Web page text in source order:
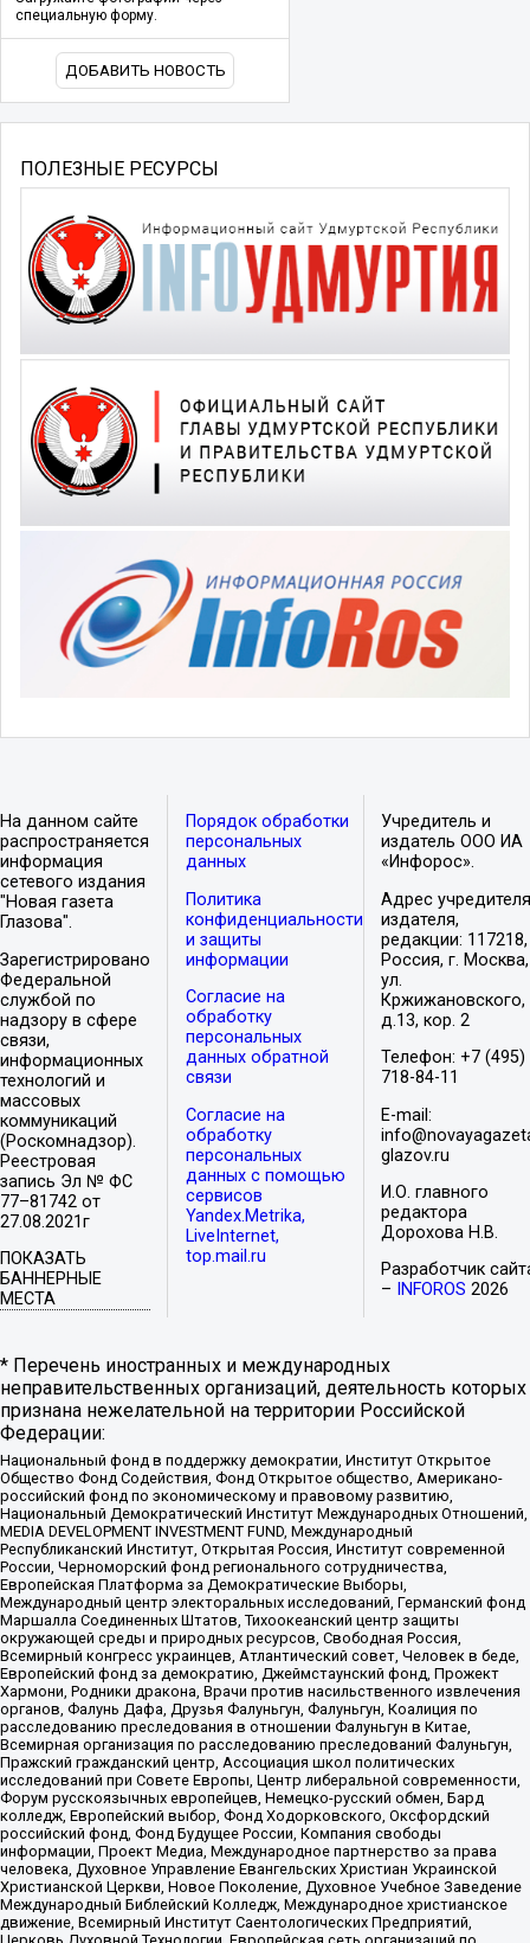
специальную форму.
ДОБАВИТЬ НОВОСТЬ
ПОЛЕЗНЫЕ РЕСУРСЫ
На данном сайте
распространяется
информация
сетевого издания
"Новая газета
Глазова".
Зарегистрировано
Федеральной
службой по
надзору в сфере
связи,
информационных
технологий и
массовых
коммуникаций
(Роскомнадзор).
Реестровая
запись Эл № ФС
77–81742 от
27.08.2021г
ПОКАЗАТЬ
БАННЕРНЫЕ
МЕСТА
Порядок обработки
персональных
данных
Политика
конфиденциальности
и защиты
информации
Согласие на
обработку
персональных
данных обратной
связи
Согласие на
обработку
персональных
данных с помощью
сервисов
Yandex.Metrika,
LiveInternet,
top.mail.ru
Учредитель и
издатель ООО ИА
«Инфорос».
Адрес
издателя,
редакции: 117218,
Россия, г. Москва,
ул.
Кржижановского,
д.13, кор. 2
Телефон: +7 (495)
718-84-11
E-mail:
glazov.ru
И.О. главного
редактора
Дорохова Н.В.
Разработчик
–
INFOROS 2026
* Перечень иностранных и международных
неправительственных организаций, деятельность которых
признана нежелательной на территории Российской
Федерации:
Национальный фонд в поддержку демократии, Институт Открытое
Общество Фонд Содействия, Фонд Открытое общество, Американо-
российский фонд по экономическому и правовому развитию,
Национальный Демократический Институт Международных Отношений,
MEDIA DEVELOPMENT INVESTMENT FUND, Международный
Республиканский Институт, Открытая Россия, Институт современной
России, Черноморский фонд регионального сотрудничества,
Европейская Платформа за Демократические Выборы,
Международный центр электоральных исследований, Германский фонд
Маршалла Соединенных Штатов, Тихоокеанский центр защиты
окружающей среды и природных ресурсов, Свободная Россия,
Всемирный конгресс украинцев, Атлантический совет, Человек в беде,
Европейский фонд за демократию, Джеймстаунский фонд, Прожект
Хармони, Родники дракона, Врачи против насильственного извлечения
органов, Фалунь Дафа, Друзья Фалуньгун, Фалуньгун, Коалиция по
расследованию преследования в отношении Фалуньгун в Китае,
Всемирная организация по расследованию преследований Фалуньгун,
Пражский гражданский центр, Ассоциация школ политических
исследований при Совете Европы, Центр либеральной современности,
Форум русскоязычных европейцев, Немецко-русский обмен, Бард
колледж, Европейский выбор, Фонд Ходорковского, Оксфордский
российский фонд, Фонд Будущее России, Компания свободы
информации, Проект Медиа, Международное партнерство за права
человека, Духовное Управление Евангельских Христиан Украинской
Христианской Церкви, Новое Поколение, Духовное Учебное Заведение
Международный Библейский Колледж, Международное христианское
движение, Всемирный Институт Саентологических Предприятий,